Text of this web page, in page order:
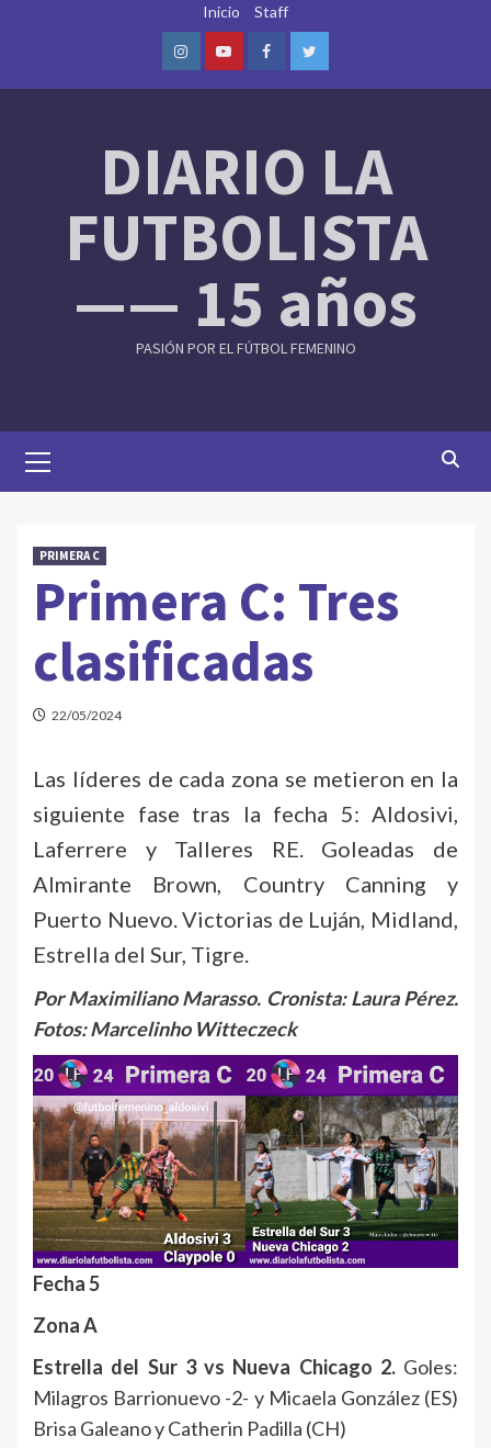
Inicio Staff
InstagramYoutubeFacebookTwitter
DIARIO LA
FUTBOLISTA
—— 15 años
PASIÓN POR EL FÚTBOL FEMENINO
Menu
PRIMERA C
Primera C: Tres
clasificadas
22/05/2024
Las líderes de cada zona se metieron en la
siguiente fase tras la fecha 5: Aldosivi,
Laferrere y Talleres RE. Goleadas de
Almirante Brown, Country Canning y
Puerto Nuevo. Victorias de Luján, Midland,
Estrella del Sur, Tigre.
Por Maximiliano Marasso. Cronista: Laura Pérez.
Fotos: Marcelinho Witteczeck
Fecha 5
Zona A
Estrella del Sur 3 vs Nueva Chicago 2.Goles:
Milagros Barrionuevo -2- y Micaela González (ES)
Brisa Galeano y Catherin Padilla (CH)